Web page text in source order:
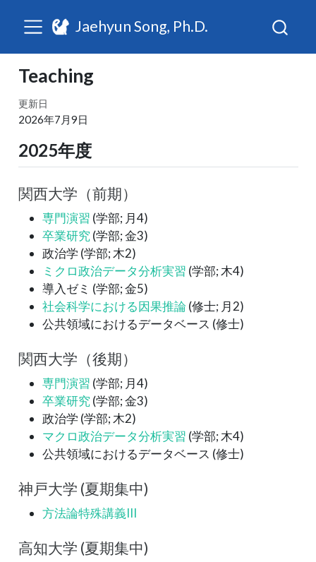
Jaehyun Song, Ph.D.
Teaching
更新日
2026年7月9日
2025年度
関西大学（前期）
専門演習 (学部; 月4)
卒業研究 (学部; 金3)
政治学 (学部; 木2)
ミクロ政治データ分析実習 (学部; 木4)
導入ゼミ (学部; 金5)
社会科学における因果推論 (修士; 月2)
公共領域におけるデータベース (修士)
関西大学（後期）
専門演習 (学部; 月4)
卒業研究 (学部; 金3)
政治学 (学部; 木2)
マクロ政治データ分析実習 (学部; 木4)
公共領域におけるデータベース (修士)
神戸大学 (夏期集中)
方法論特殊講義III
高知大学 (夏期集中)